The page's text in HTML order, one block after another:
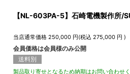
【NL-603PA-5】石崎電機製作所/
当店通常価格 250,000 円(税込275,000 円 )
会員価格は会員様のみ公開
送料別
製品取り寄せとなるため納期はお問い合わせく